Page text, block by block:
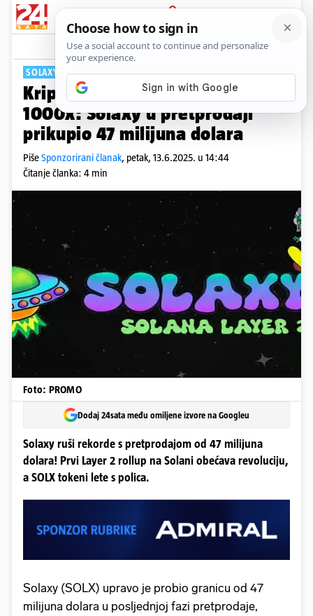
PRIJAVA
Tech
SOLAXY
Kriptovaluta koja će porasti
1000x: Solaxy u pretprodaji
prikupio 47 milijuna dolara
PišeSponzorirani članak, petak, 13.6.2025. u 14:44
Čitanje članka: 4 min
Foto: PROMO
Dodaj 24sata među omiljene izvore na Googleu
Solaxy ruši rekorde s pretprodajom od 47 milijuna
dolara! Prvi Layer 2 rollup na Solani obećava revoluciju,
a SOLX tokeni lete s polica.
Solaxy (SOLX) upravo je probio granicu od 47
milijuna dolara u posljednjoj fazi pretprodaje,